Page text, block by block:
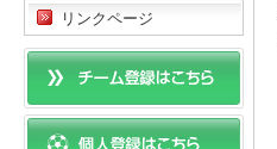
リンクページ